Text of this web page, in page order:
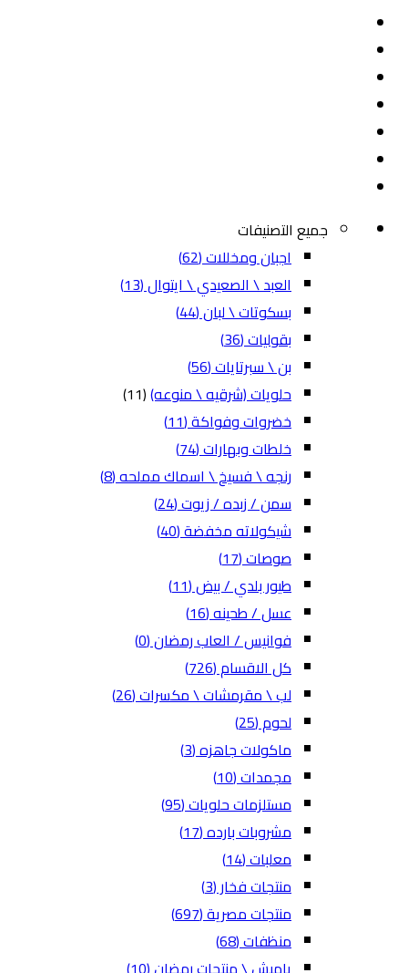
جميع التصنيفات
اجبان ومخللات(62)
العبد \ الصعيدي \ ايتوال(13)
بسكوتات \ لبان(44)
بقوليات(36)
بن \ سبرتايات(56)
حلويات (شرقيه \ منوعه)(11)
خضروات وفواكة(11)
خلطات وبهارات(74)
رنجه \ فسيخ \ اسماك مملحه(8)
سمن / زبده / زيوت(24)
شيكولاته مخفضة(40)
صوصات(17)
طيور بلدي / بيض(11)
عسل / طحينه(16)
فوانيس / العاب رمضان(0)
كل الاقسام(726)
لب \ مقرمشات \ مكسرات(26)
لحوم(25)
ماكولات جاهزه(3)
مجمدات(10)
مستلزمات حلويات(95)
مشروبات بارده(17)
معلبات(14)
منتجات فخار(3)
منتجات مصرية(697)
منظفات(68)